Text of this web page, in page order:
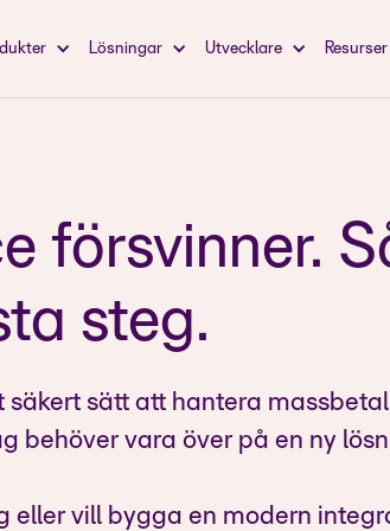
Lösningar Utvecklare Resurser
försvinner.
steg.
sätt att hantera
behöver vara över på en ny
eller vill bygga en modern